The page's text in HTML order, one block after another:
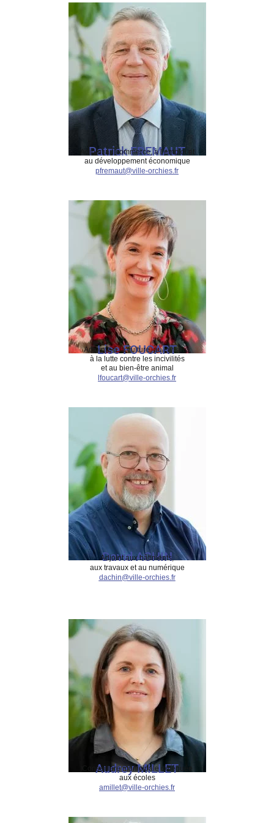
Patrick FREMAUT
Adjoint au commerce, à l’emploi et
au développement économique
pfremaut@ville-orchies.fr
Lise FOUCART
Adjointe à la culture, au civisme,
à la lutte contre les incivilités
et au bien-être animal
lfoucart@ville-orchies.fr
David ACHIN
Adjoint aux bâtiments,
aux travaux et au numérique
dachin@ville-orchies.fr
Audrey MILLET
Conseillère municipale déléguée
aux écoles
amillet@ville-orchies.fr